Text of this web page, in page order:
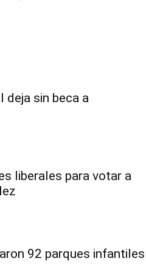
deja sin beca a
liberales para votar a
92 parques infantiles